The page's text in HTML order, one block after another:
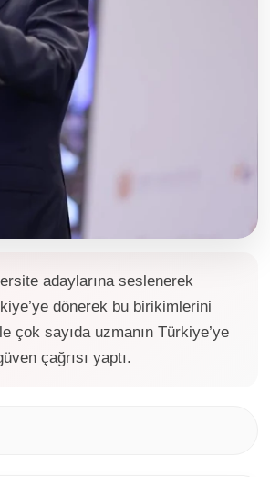
adaylarına seslenerek
dönerek bu birikimlerini
çok sayıda uzmanın Türkiye’ye
çağrısı yaptı.